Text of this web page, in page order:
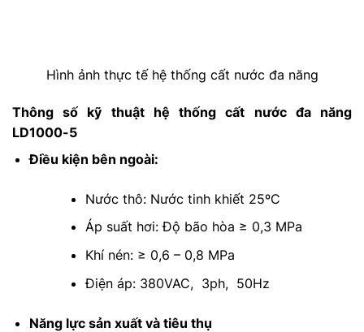
Hình ảnh thực tế hệ thống cất nước đa năng
Thông số kỹ thuật hệ thống cất nước đa năng
LD1000-5
Điều kiện bên ngoài:
Nước thô: Nước tinh khiết 25ºC
Áp suất hơi: Độ bão hòa ≥ 0,3 MPa
Khí nén: ≥ 0,6 – 0,8 MPa
Điện áp: 380VAC, 3ph, 50Hz
Năng lực sản xuất và tiêu thụ